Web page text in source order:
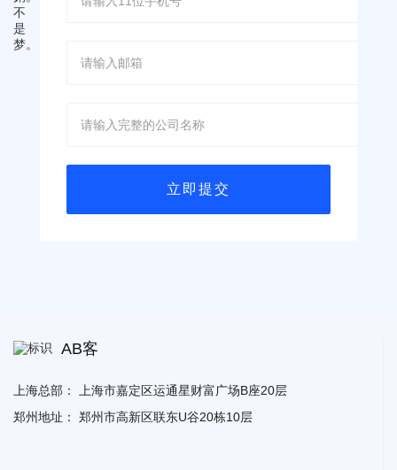
AB客
上海总部：
上海市嘉定区运通星财富广场B座20层
郑州地址：
郑州市高新区联东U谷20栋10层